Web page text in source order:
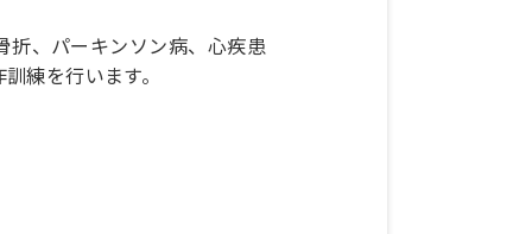
折、パーキンソン病、心疾患
練を行います。